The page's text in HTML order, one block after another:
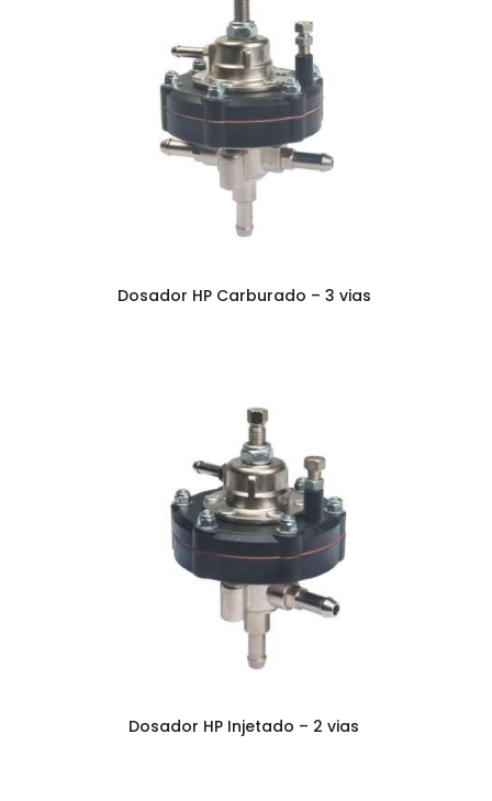
Dosador HP Carburado – 3 vias
Dosador HP Injetado – 2 vias